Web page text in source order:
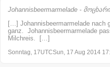
Johannisbeermarmelade -
[…] Johannisbeermarmelade nach
ganz. Johannisbeermarmelade
Milchreis. […]
Sonntag, 17UTCSun, 17 Aug 2014